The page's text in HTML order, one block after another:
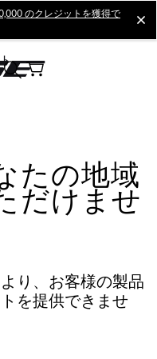
のクレジットを獲得で
たの地域
だけませ
り、お客様の製品
を提供できませ